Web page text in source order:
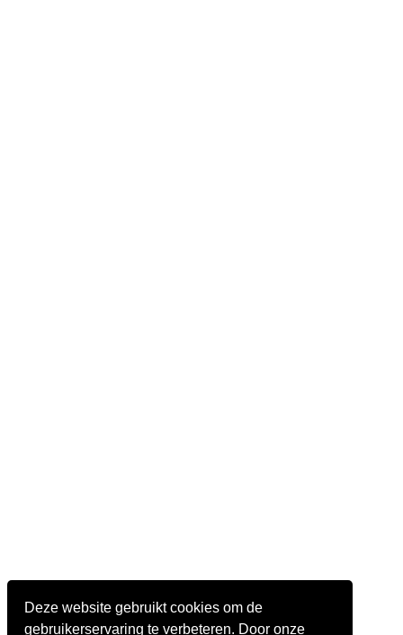
Deze website gebruikt cookies om de
gebruikerservaring te verbeteren. Door onze